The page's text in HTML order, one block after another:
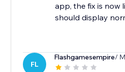
app, the fix is now
should display
FL
Flashgamesempire/